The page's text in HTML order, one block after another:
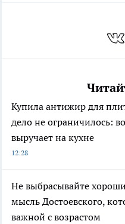
Купила антижир для
дело не ограничилось:
выручает на кухне
12:28
Не выбрасывайте
мысль Достоевского,
важной с возрастом